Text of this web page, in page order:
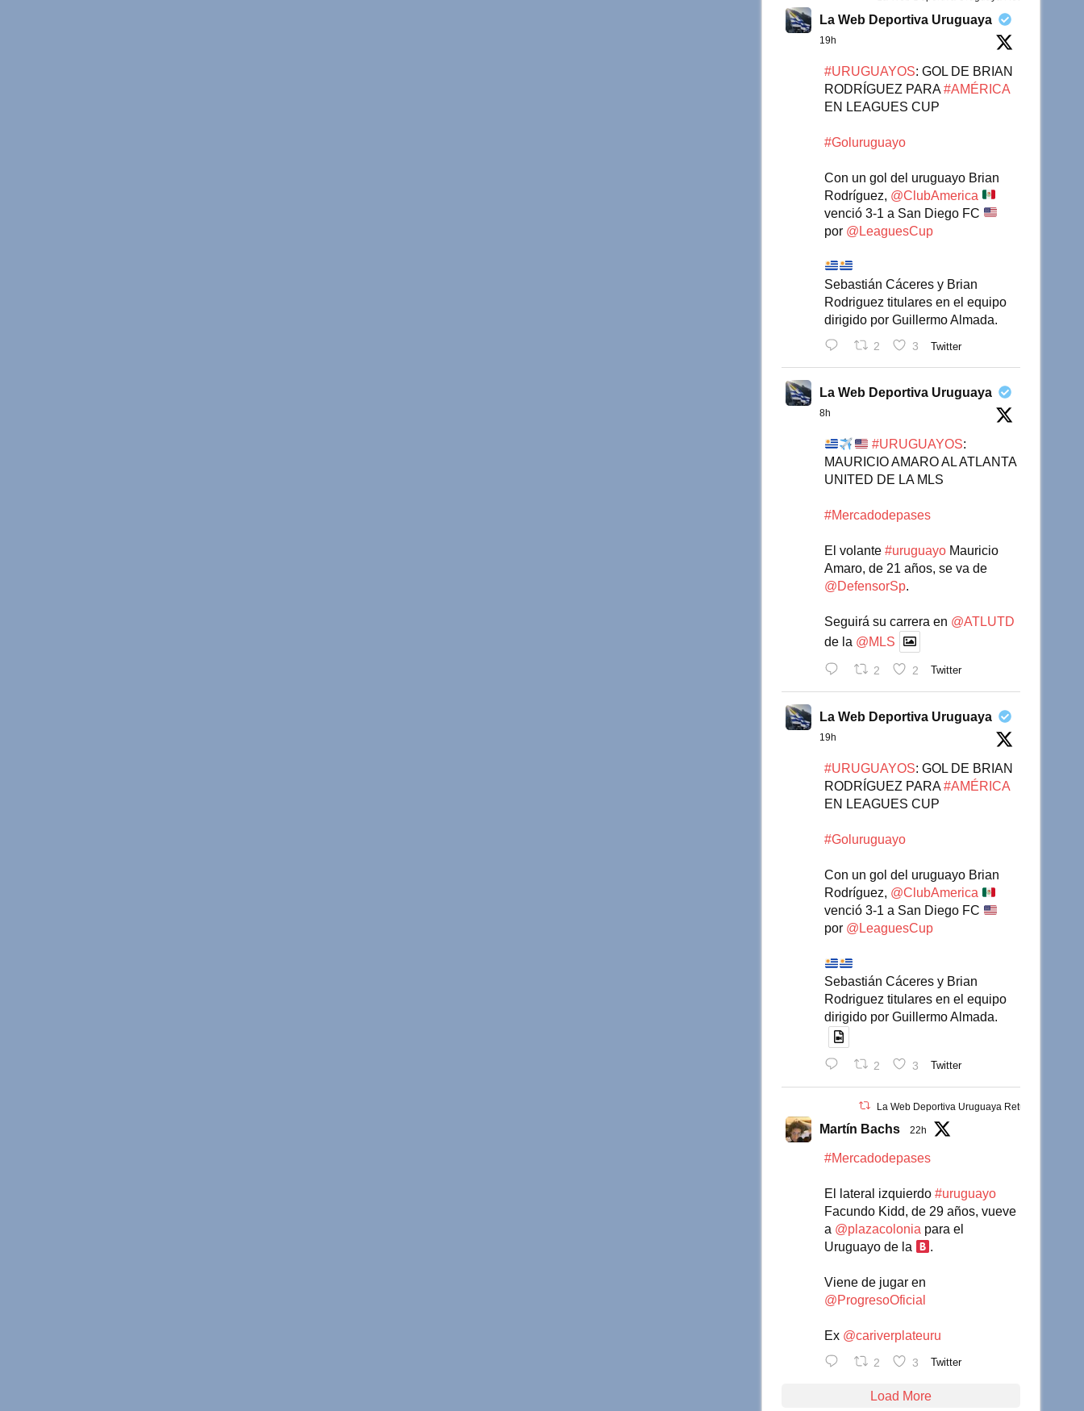
La Web Deportiva Uruguaya
19h
#URUGUAYOS: GOL DE BRIAN
RODRÍGUEZ PARA#AMÉRICA
EN LEAGUES CUP
#Goluruguayo
Con un gol del uruguayo Brian
Rodríguez, @ClubAmerica
venció 3-1 a San Diego FC
por @LeaguesCup
Sebastián Cáceres y Brian
Rodriguez titulares en el equipo
dirigido por Guillermo Almada.
2 3 Twitter
La Web Deportiva Uruguaya
8h
#URUGUAYOS:
MAURICIO AMARO AL ATLANTA
UNITED DE LA MLS
#Mercadodepases
El volante#uruguayo Mauricio
Amaro, de 21 años, se va de
@DefensorSp.
Seguirá su carrera en @ATLUTD
de la @MLS
2 2 Twitter
La Web Deportiva Uruguaya
19h
#URUGUAYOS: GOL DE BRIAN
RODRÍGUEZ PARA#AMÉRICA
EN LEAGUES CUP
#Goluruguayo
Con un gol del uruguayo Brian
Rodríguez, @ClubAmerica
venció 3-1 a San Diego FC
por @LeaguesCup
Sebastián Cáceres y Brian
Rodriguez titulares en el equipo
dirigido por Guillermo Almada.
2 3 Twitter
La Web Deportiva Uruguaya Retuiteado
Martín Bachs 22h
#Mercadodepases
El lateral izquierdo#uruguayo
Facundo Kidd, de 29 años, vueve
a @plazacolonia para el
Uruguayo de la
.
Viene de jugar en
@ProgresoOficial
Ex @cariverplateuru
2 3 Twitter
Load More